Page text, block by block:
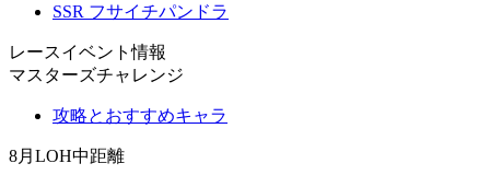
SSR フサイチパンドラ
レースイベント情報
マスターズチャレンジ
攻略とおすすめキャラ
8月LOH中距離